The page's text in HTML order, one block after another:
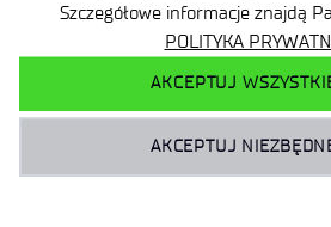
Szczegółowe informacje znajdą
POLITYKA
AKCEPTUJ
AKCEPTUJ